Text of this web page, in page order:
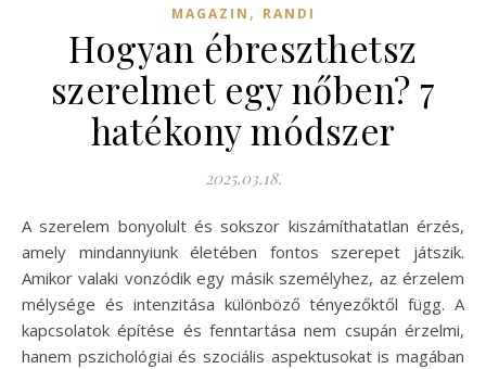
MAGAZIN , RANDI
Hogyan ébreszthetsz
szerelmet egy nőben? 7
hatékony módszer
2025.03.18.
A szerelem bonyolult és sokszor kiszámíthatatlan érzés,
amely mindannyiunk életében fontos szerepet játszik.
Amikor valaki vonzódik egy másik személyhez, az érzelem
mélysége és intenzitása különböző tényezőktől függ. A
kapcsolatok építése és fenntartása nem csupán érzelmi,
hanem pszichológiai és szociális aspektusokat is magában